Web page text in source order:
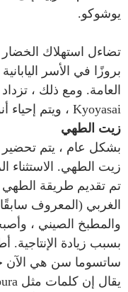
يوشوكو.
تضاءل استهلاك الخضار
بروزًا في الأسر
العامة. ومع ذلك ،
Kyoyasai ، ويتم إحياء أنواع مختلفة من خضروات كيوتو.
زيت الطهي
بشكل عام ، يتم تحضير
زيت الطهي. الاستثناء
تم تقديم طريقة الطهي
والمطبخ الصيني ،
بسبب زيادة الإنتاجية.
ساتسوما سن هي الآن